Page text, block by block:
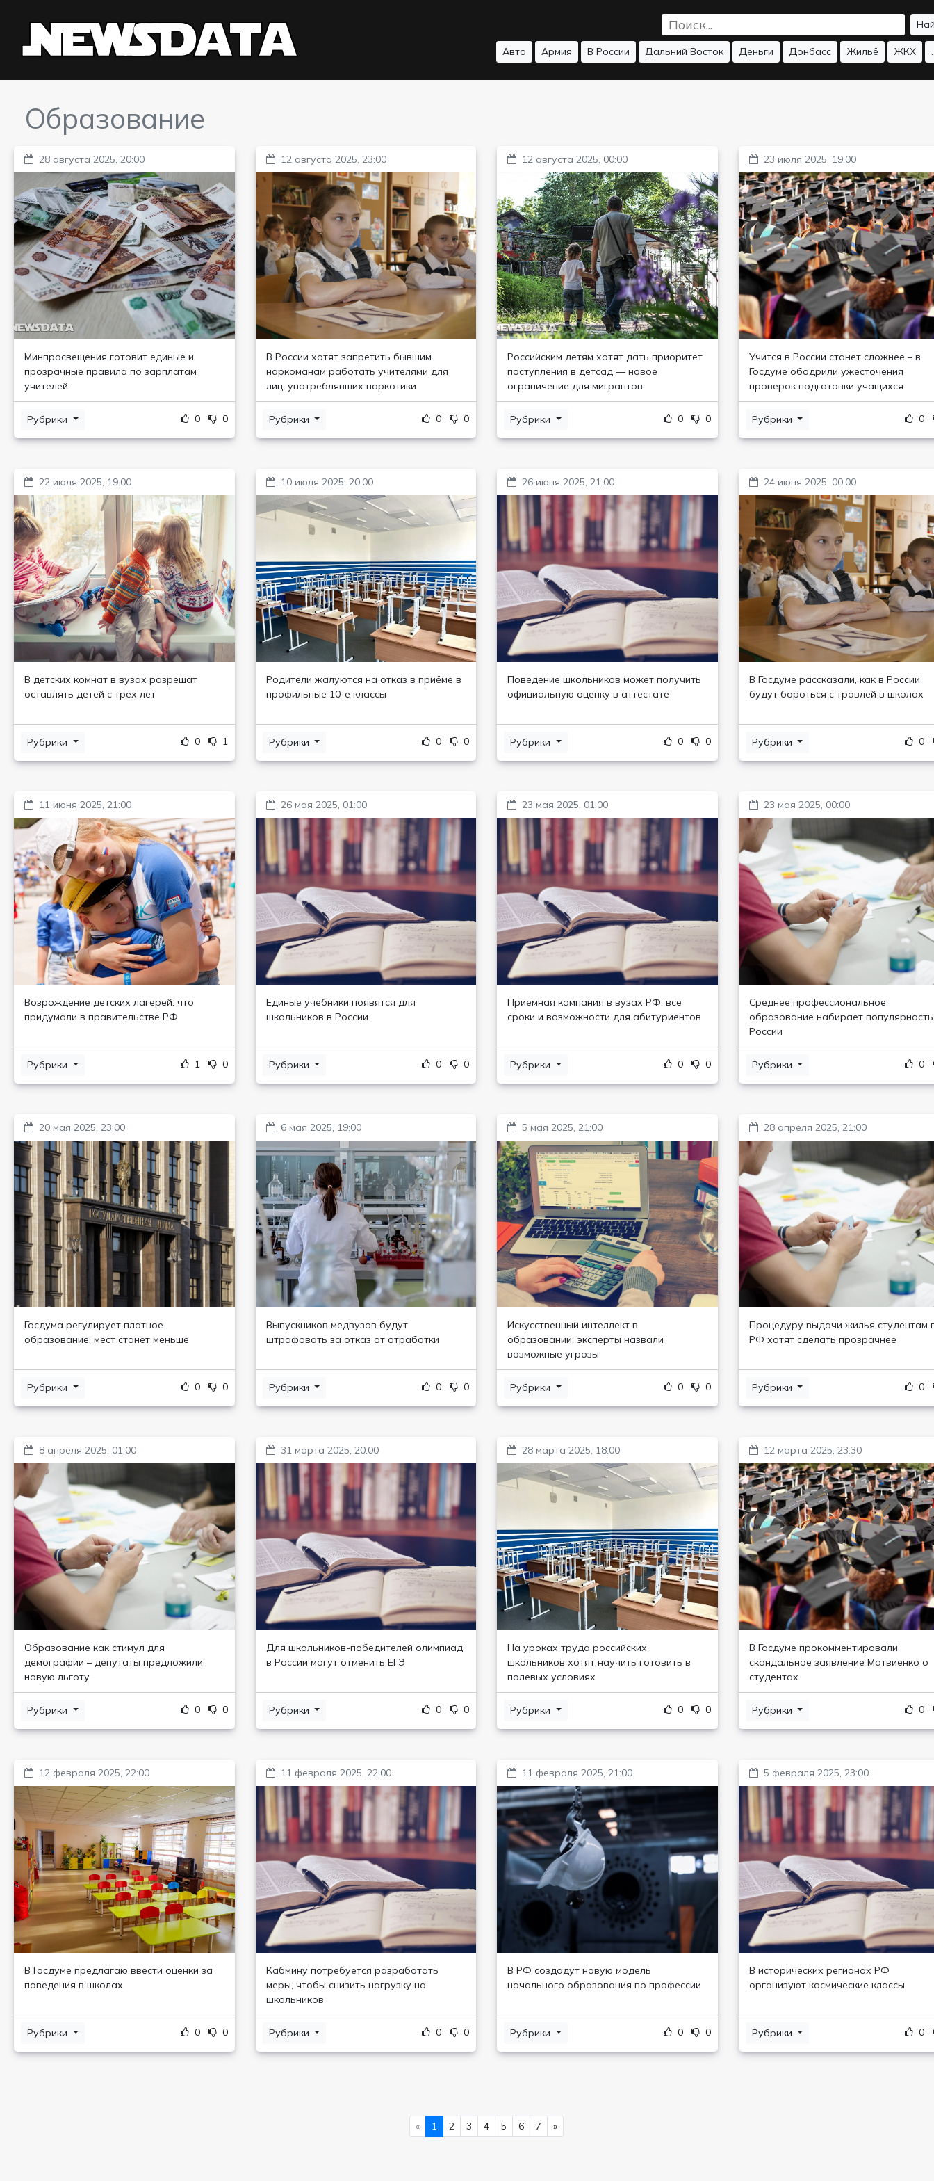
Авто Армия В России Дальний Восток Деньги Донбасс Жильё ЖКХ
Образование
28 августа 2025, 20:00
Минпросвещения готовит единые и
прозрачные правила по зарплатам
учителей
Рубрики 0 0
12 августа 2025, 23:00
В России хотят запретить бывшим
наркоманам работать учителями для
лиц, употреблявших наркотики
Рубрики 0 0
12 августа 2025, 00:00
Российским детям хотят дать приоритет
поступления в детсад — новое
ограничение для мигрантов
Рубрики 0 0
23 июля 2025, 19:00
Учится в России станет сложнее – в
Госдуме ободрили ужесточения
проверок подготовки учащихся
Рубрики 0
22 июля 2025, 19:00
В детских комнат в вузах разрешат
оставлять детей с трёх лет
Рубрики 0 1
10 июля 2025, 20:00
Родители жалуются на отказ в приёме в
профильные 10-е классы
Рубрики 0 0
26 июня 2025, 21:00
Поведение школьников может получить
официальную оценку в аттестате
Рубрики 0 0
24 июня 2025, 00:00
В Госдуме рассказали, как в России
будут бороться с травлей в школах
Рубрики 0
11 июня 2025, 21:00
Возрождение детских лагерей: что
придумали в правительстве РФ
Рубрики 1 0
26 мая 2025, 01:00
Единые учебники появятся для
школьников в России
Рубрики 0 0
23 мая 2025, 01:00
Приемная кампания в вузах РФ: все
сроки и возможности для абитуриентов
Рубрики 0 0
23 мая 2025, 00:00
Среднее профессиональное
образование набирает
России
Рубрики 0
20 мая 2025, 23:00
Госдума регулирует платное
образование: мест станет меньше
Рубрики 0 0
6 мая 2025, 19:00
Выпускников медвузов будут
штрафовать за отказ от отработки
Рубрики 0 0
5 мая 2025, 21:00
Искусственный интеллект в
образовании: эксперты назвали
возможные угрозы
Рубрики 0 0
28 апреля 2025, 21:00
Процедуру выдачи жилья студентам
РФ хотят сделать прозрачнее
Рубрики 0
8 апреля 2025, 01:00
Образование как стимул для
демографии – депутаты предложили
новую льготу
Рубрики 0 0
31 марта 2025, 20:00
Для школьников-победителей олимпиад
в России могут отменить ЕГЭ
Рубрики 0 0
28 марта 2025, 18:00
На уроках труда российских
школьников хотят научить готовить в
полевых условиях
Рубрики 0 0
12 марта 2025, 23:30
В Госдуме прокомментировали
скандальное заявление Матвиенко о
студентах
Рубрики 0
12 февраля 2025, 22:00
В Госдуме предлагаю ввести оценки за
поведения в школах
Рубрики 0 0
11 февраля 2025, 22:00
Кабмину потребуется разработать
меры, чтобы снизить нагрузку на
школьников
Рубрики 0 0
11 февраля 2025, 21:00
В РФ создадут новую модель
начального образования по профессии
Рубрики 0 0
5 февраля 2025, 23:00
В исторических регионах РФ
организуют космические классы
Рубрики 0
« 1 2 3 4 5 6 7 »